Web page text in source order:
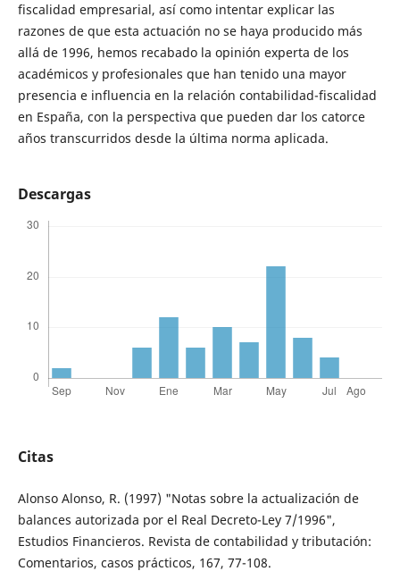
fiscalidad empresarial, así como intentar explicar las
razones de que esta actuación no se haya producido más
allá de 1996, hemos recabado la opinión experta de los
académicos y profesionales que han tenido una mayor
presencia e influencia en la relación contabilidad-fiscalidad
en España, con la perspectiva que pueden dar los catorce
años transcurridos desde la última norma aplicada.
Descargas
Citas
Alonso Alonso, R. (1997) "Notas sobre la actualización de
balances autorizada por el Real Decreto-Ley 7/1996",
Estudios Financieros. Revista de contabilidad y tributación:
Comentarios, casos prácticos, 167, 77-108.